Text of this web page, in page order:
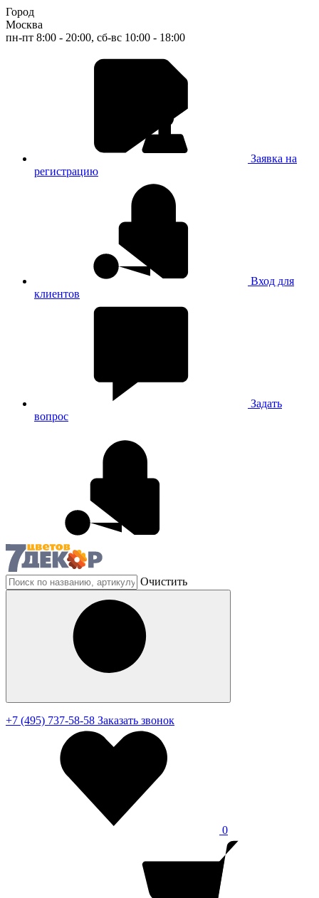
Город
Москва
пн-пт 8:00 - 20:00, сб-вс 10:00 - 18:00
Заявка на
регистрацию
Вход для
клиентов
Задать
вопрос
Очистить
+7 (495) 737-58-58 Заказать звонок
0